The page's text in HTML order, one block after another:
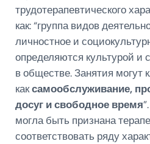
трудотерапевтического
как: “группа видов
личностное и
определяются культурой и
в обществе. Занятия могут
каксамообслуживание,
досуг и свободное время
могла быть признана
соответствовать ряду